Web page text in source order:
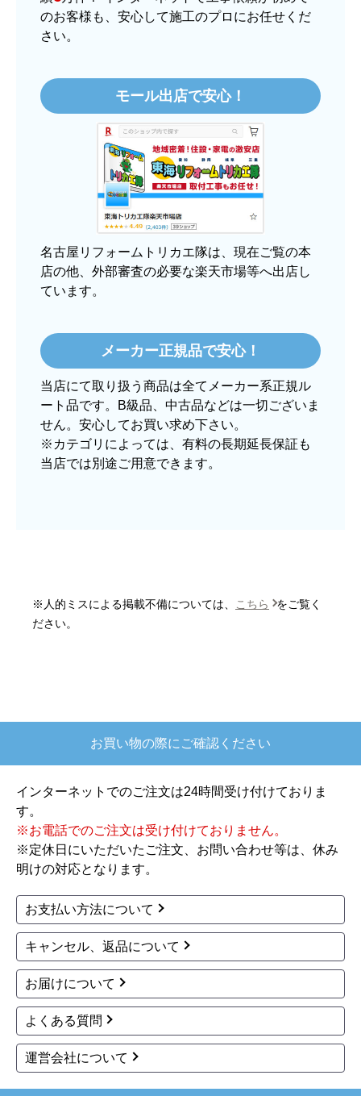
文時期】2025年11月頃（モバイルから）
【このショップを選んだ理由は？】
【注文からどのくらいで届きましたか？】
3日程で届きました。発送作業が早かったです。
【その他感想・コメント】
大手ネットショップよりも結構安いところで買う
のは不安でしたが、発送もかなり早くて、梱包も
丁寧でした。
2025年12月24日 21:44
欲しい商品をスムーズに注文できましたか？
はい
ショップからの連絡や対応は適切でしたか？
はい
予定の期日までに商品が届きましたか？
【注文からどのくらいで届きましたか？】
もあると思いますがあまりに早かったので少し驚
【その他感想・コメント】
ショップからの連絡もしっかりありましたし、商
できました。また機会があれば是非利用したいと
思います。
きょりけ
2025年11月9日 07:54
欲しい商品をスムーズに注文できましたか？
はい
ショップからの連絡や対応は適切でしたか？
のお客様も、安心して施工のプロにお任せくだ
さい。
モール出店で安心！
名古屋リフォームトリカエ隊は、現在ご覧の本
店の他、外部審査の必要な楽天市場等へ出店し
ています。
メーカー正規品で安心！
当店にて取り扱う商品は全てメーカー系正規ル
ート品です。B級品、中古品などは一切ございま
せん。安心してお買い求め下さい。
※カテゴリによっては、有料の長期延長保証も
当店では別途ご用意できます。
※人的ミスによる掲載不備については、 こちら
をご覧く
ださい。
お買い物の際にご確認ください
インターネットでのご注文は24時間受け付けておりま
す。
※お電話でのご注文は受け付けておりません。
※定休日にいただいたご注文、お問い合わせ等は、休み
明けの対応となります。
お支払い方法について
キャンセル、返品について
お届けについて
よくある質問
運営会社について